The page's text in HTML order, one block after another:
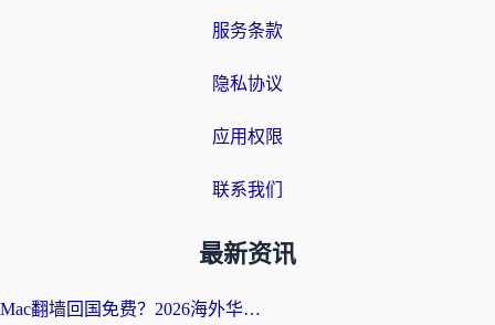
服务条款
隐私协议
应用权限
联系我们
最新资讯
Mac翻墙回国免费？2026海外华人亲测：从CCTV5直播到国内APP，这样选加速器才靠谱